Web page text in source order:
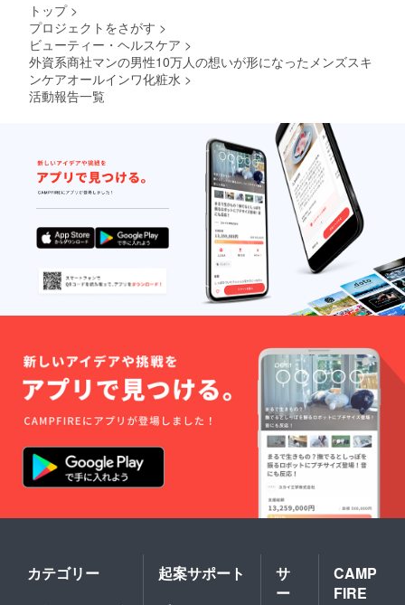
い1本で
なオー
ルイン
ワンエ
マル
ジョ
ン。
のよう
発揮し
ます。
さまざ
まな肌
タイプ
の方に
お使い
いただ
けま
す。ア
ルコー
リー・
界面活
きわめ
て科学
的なア
プロー
チのも
とすこ
やかな
肌に
とって
大切な3
素に働
をいき
いきと
明るく
整え、
らす
みずみ
ずしい
テクス
チャー
であり
なが
ら、角
質層の
すみず
みに潤
い成分
を浸透
させる
だけで
のよう
にパワ
フルな
効果を
発揮し
ます。
さまざ
まな肌
タイプ
の方に
いただ
ルコー
ルフ
リー・
界面活
の為
すさと
保湿力
を兼ね
備え
た、肌
に輝き
をもた
らす
Toner。
フレッ
シュで
みずみ
ずしい
テクス
なが
ら、角
質層の
すみず
みに潤
い成分
を浸透
させる
だけで
のよう
効果を
発揮し
ます。
さまざ
落と
FGFが
お肌を
保湿
し、守
る、こ
の二つ
の機能
で男性
が本来
必要と
してい
る健康
的なベ
ルベッ
ンの肌
に導き
ます。
肌に輝
きを も
たらす
Toner
男性の
乾燥肌
に、肌
へのな
じみや
保湿力
を兼ね
備え
た、肌
付き）
うもの
になる
ので世
界に1本
しか無
いメイ
キング
映像で
す。 余
分な物
だけを
落とし
必要な
物は守
分な物
を落と
し必要
な物は
落とさ
ず守
る。そ
んな当
たり前
い洗顔
の理想
を求め
のが
ARES4
5洗顔
フォー
トップ >
プロジェクトをさがす >
ビューティー・ヘルスケア >
外資系商社マンの男性10万人の想いが形になったメンズスキ
ンケアオールインワ化粧水 >
活動報告一覧
カテゴリー 起案サポート
サ
ー
CAMP
FIRE